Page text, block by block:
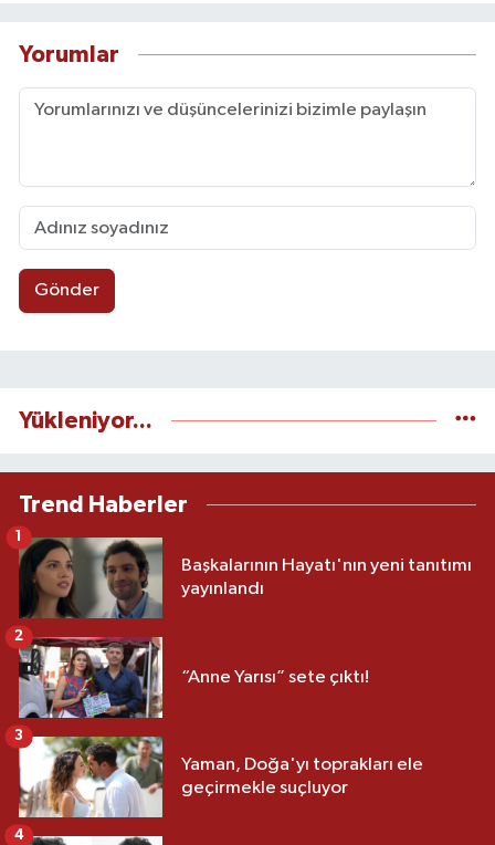
Yorumlar
Gönder
Yükleniyor...
Trend Haberler
Başkalarının Hayatı'nın yeni tanıtımı
yayınlandı
1
“Anne Yarısı” sete çıktı!
2
Yaman, Doğa'yı toprakları ele
geçirmekle suçluyor
3
4